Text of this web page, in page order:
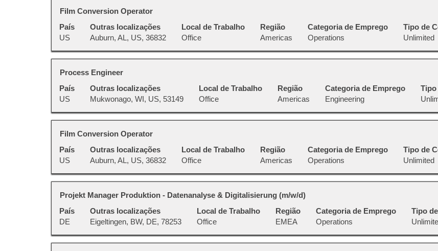
as
informações
dela.
de
espaço
pressionada
visualizar
as
informações
dela.
Título
Film Conversion Operator
País
US
Outras localizações
Auburn, AL, US, 36832
Local de Trabalho
Office
Região
Americas
Categoria de Emprego
Operations
Tipo de
Unlimited
Selecione
vaga
com
a
de
espaço
pressionada
visualizar
as
informações
dela.
Título
Process Engineer
País
US
Outras localizações
Mukwonago, WI, US, 53149
Local de Trabalho
Office
Região
Americas
Categoria de Emprego
Engineering
Tipo
Selecione
vaga
com
a
de
espaço
pressionada
visualizar
as
informações
dela.
Título
Film Conversion Operator
País
US
Outras localizações
Auburn, AL, US, 36832
Local de Trabalho
Office
Região
Americas
Categoria de Emprego
Operations
Tipo de
Unlimited
Selecione
vaga
com
a
de
espaço
pressionada
visualizar
Título
Projekt Manager Produktion - Datenanalyse & Digitalisierung (m/w/d)
País
DE
Outras localizações
Eigeltingen, BW, DE, 78253
Local de Trabalho
Office
Região
EMEA
Categoria de Emprego
Operations
Tipo
Selecione
vaga
com
a